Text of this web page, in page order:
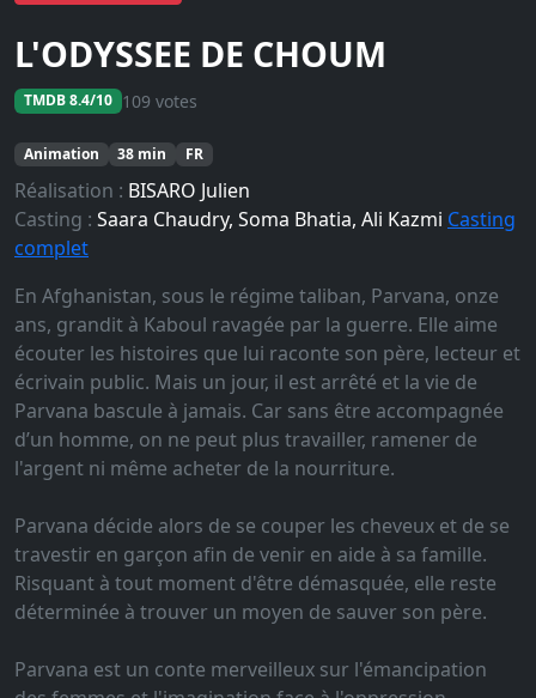
L'ODYSSEE DE CHOUM
TMDB 8.4/10 109 votes
Animation 38 min FR
Réalisation : BISARO Julien
Casting : Saara Chaudry, Soma Bhatia, Ali Kazmi Casting
complet
En Afghanistan, sous le régime taliban, Parvana, onze
ans, grandit à Kaboul ravagée par la guerre. Elle aime
écouter les histoires que lui raconte son père, lecteur et
écrivain public. Mais un jour, il est arrêté et la vie de
Parvana bascule à jamais. Car sans être accompagnée
d’un homme, on ne peut plus travailler, ramener de
l'argent ni même acheter de la nourriture.
Parvana décide alors de se couper les cheveux et de se
travestir en garçon afin de venir en aide à sa famille.
Risquant à tout moment d'être démasquée, elle reste
déterminée à trouver un moyen de sauver son père.
Parvana est un conte merveilleux sur l'émancipation